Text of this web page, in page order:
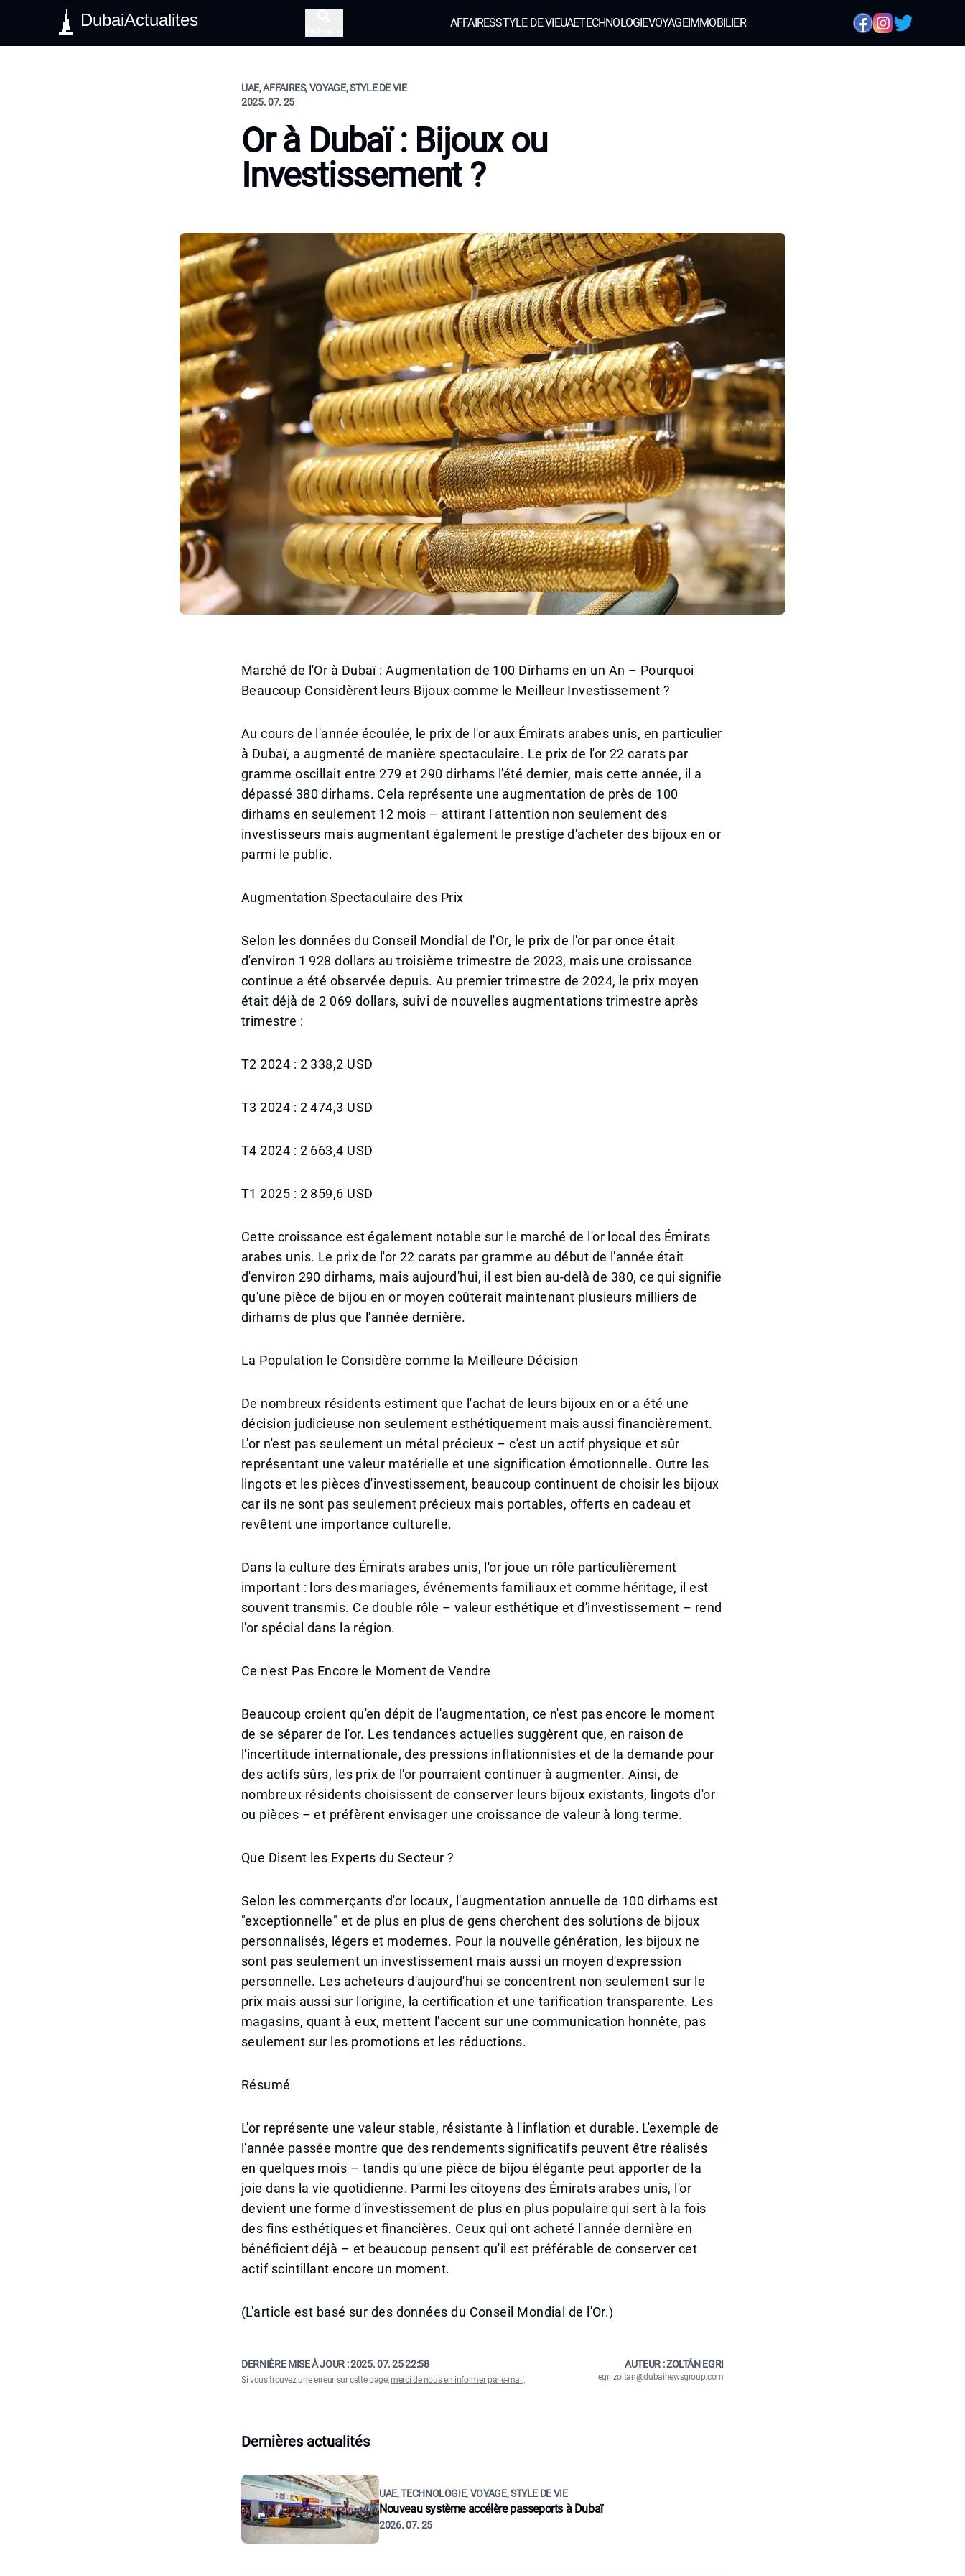
DubaiActualites AFFAIRESSTYLE DE VIEUAETECHNOLOGIEVOYAGEIMMOBILIER
UAE, AFFAIRES, VOYAGE, STYLE DE VIE
2025. 07. 25
Or à Dubaï : Bijoux ou
Investissement ?
Marché de l'Or à Dubaï : Augmentation de 100 Dirhams en un An – Pourquoi
Beaucoup Considèrent leurs Bijoux comme le Meilleur Investissement ?
Au cours de l'année écoulée, le prix de l'or aux Émirats arabes unis, en particulier
à Dubaï, a augmenté de manière spectaculaire. Le prix de l'or 22 carats par
gramme oscillait entre 279 et 290 dirhams l'été dernier, mais cette année, il a
dépassé 380 dirhams. Cela représente une augmentation de près de 100
dirhams en seulement 12 mois – attirant l'attention non seulement des
investisseurs mais augmentant également le prestige d'acheter des bijoux en or
parmi le public.
Augmentation Spectaculaire des Prix
Selon les données du Conseil Mondial de l'Or, le prix de l'or par once était
d'environ 1 928 dollars au troisième trimestre de 2023, mais une croissance
continue a été observée depuis. Au premier trimestre de 2024, le prix moyen
était déjà de 2 069 dollars, suivi de nouvelles augmentations trimestre après
trimestre :
T2 2024 : 2 338,2 USD
T3 2024 : 2 474,3 USD
T4 2024 : 2 663,4 USD
T1 2025 : 2 859,6 USD
Cette croissance est également notable sur le marché de l'or local des Émirats
arabes unis. Le prix de l'or 22 carats par gramme au début de l'année était
d'environ 290 dirhams, mais aujourd'hui, il est bien au-delà de 380, ce qui signifie
qu'une pièce de bijou en or moyen coûterait maintenant plusieurs milliers de
dirhams de plus que l'année dernière.
La Population le Considère comme la Meilleure Décision
De nombreux résidents estiment que l'achat de leurs bijoux en or a été une
décision judicieuse non seulement esthétiquement mais aussi financièrement.
L'or n'est pas seulement un métal précieux – c'est un actif physique et sûr
représentant une valeur matérielle et une signification émotionnelle. Outre les
lingots et les pièces d'investissement, beaucoup continuent de choisir les bijoux
car ils ne sont pas seulement précieux mais portables, offerts en cadeau et
revêtent une importance culturelle.
Dans la culture des Émirats arabes unis, l'or joue un rôle particulièrement
important : lors des mariages, événements familiaux et comme héritage, il est
souvent transmis. Ce double rôle – valeur esthétique et d'investissement – rend
l'or spécial dans la région.
Ce n'est Pas Encore le Moment de Vendre
Beaucoup croient qu'en dépit de l'augmentation, ce n'est pas encore le moment
de se séparer de l'or. Les tendances actuelles suggèrent que, en raison de
l'incertitude internationale, des pressions inflationnistes et de la demande pour
des actifs sûrs, les prix de l'or pourraient continuer à augmenter. Ainsi, de
nombreux résidents choisissent de conserver leurs bijoux existants, lingots d'or
ou pièces – et préfèrent envisager une croissance de valeur à long terme.
Que Disent les Experts du Secteur ?
Selon les commerçants d'or locaux, l'augmentation annuelle de 100 dirhams est
"exceptionnelle" et de plus en plus de gens cherchent des solutions de bijoux
personnalisés, légers et modernes. Pour la nouvelle génération, les bijoux ne
sont pas seulement un investissement mais aussi un moyen d'expression
personnelle. Les acheteurs d'aujourd'hui se concentrent non seulement sur le
prix mais aussi sur l'origine, la certification et une tarification transparente. Les
magasins, quant à eux, mettent l'accent sur une communication honnête, pas
seulement sur les promotions et les réductions.
Résumé
L'or représente une valeur stable, résistante à l'inflation et durable. L'exemple de
l'année passée montre que des rendements significatifs peuvent être réalisés
en quelques mois – tandis qu'une pièce de bijou élégante peut apporter de la
joie dans la vie quotidienne. Parmi les citoyens des Émirats arabes unis, l'or
devient une forme d'investissement de plus en plus populaire qui sert à la fois
des fins esthétiques et financières. Ceux qui ont acheté l'année dernière en
bénéficient déjà – et beaucoup pensent qu'il est préférable de conserver cet
actif scintillant encore un moment.
(L'article est basé sur des données du Conseil Mondial de l'Or.)
DERNIÈRE MISE À JOUR :2025. 07. 25 22:58
Si vous trouvez une erreur sur cette page,merci de nous en informer par e-mail .
AUTEUR : ZOLTÁN EGRI
egri.zoltan@dubainewsgroup.com
Dernières actualités
UAE, TECHNOLOGIE, VOYAGE, STYLE DE VIE
Nouveau système accélère passeports à Dubaï
2026. 07. 25